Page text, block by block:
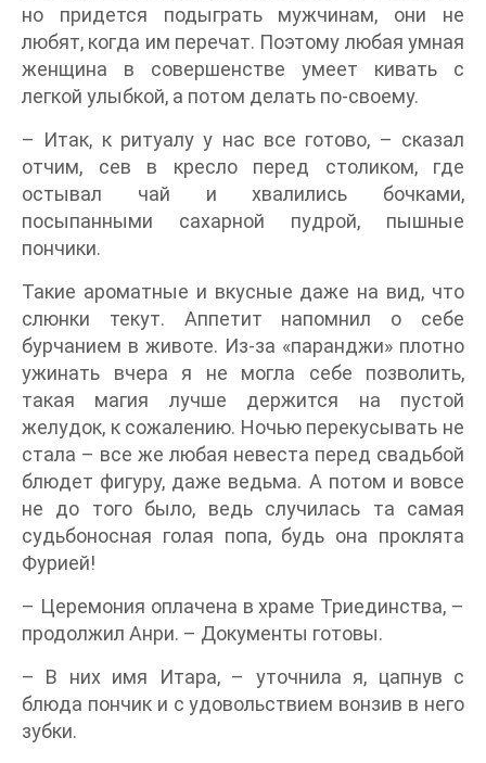
но придется подыграть мужчинам, они не
любят, когда им перечат. Поэтому любая умная
женщина в совершенстве умеет кивать с
легкой улыбкой, а потом делать по-своему.
– Итак, к ритуалу у нас все готово, – сказал
отчим, сев в кресло перед столиком, где
остывал чай и хвалились бочками,
посыпанными сахарной пудрой, пышные
пончики.
Такие ароматные и вкусные даже на вид, что
слюнки текут. Аппетит напомнил о себе
бурчанием в животе. Из-за «паранджи» плотно
ужинать вчера я не могла себе позволить,
такая магия лучше держится на пустой
желудок, к сожалению. Ночью перекусывать не
стала – все же любая невеста перед свадьбой
блюдет фигуру, даже ведьма. А потом и вовсе
не до того было, ведь случилась та самая
судьбоносная голая попа, будь она проклята
Фурией!
– Церемония оплачена в храме Триединства, –
продолжил Анри. – Документы готовы.
– В них имя Итара, – уточнила я, цапнув с
блюда пончик и с удовольствием вонзив в него
зубки.